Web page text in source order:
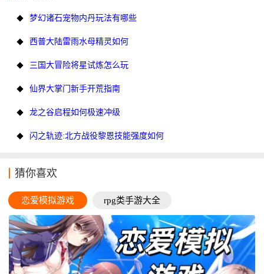
梦幻诸石宠物内丹玩法有哪些
西普大陆雷雨水母精灵如何
三国大冒险将星试炼怎么玩
仙界大掌门新手开荒指南
龙之谷启程如何极速冲级
闪之轨迹:北方战役黎恩技能强度如何
猜你喜欢
恋爱模拟游戏 rpg类手游大全